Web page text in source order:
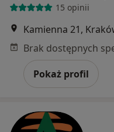
15 opinii
Kamienna 21,
Pokaż profil